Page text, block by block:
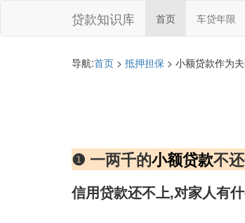
贷款知识库 首页 车贷年限
导航:首页 > 抵押担保 > 小额贷款作为
❶ 一两千的小额贷款不
信用贷款还不上,对家人有